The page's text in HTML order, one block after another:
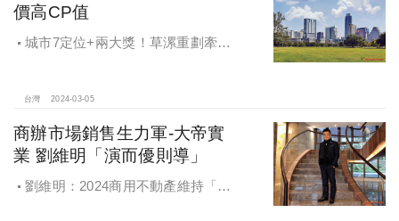
價高CP值
城市7定位+兩大獎！草漯重劃牽動
台灣 2024-03-05
商辦市場銷售生力軍-大帝實
業 劉維明「演而優則導」
劉維明：2024商用不動產維持「量